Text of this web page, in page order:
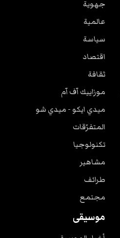
جهوية
عالمية
سياسة
اقتصاد
ثقافة
موزاييك آف آم
ميدي ايكو - ميدي شو
المتفرّقات
تكنولوجيا
مشاهير
طرائف
مجتمع
موسيقى